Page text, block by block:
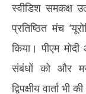
स्वीडिश समकक्ष
प्रतिष्ठित मंच
किया। पीएम
संबंधों को और
द्विपक्षीय वार्ता भी